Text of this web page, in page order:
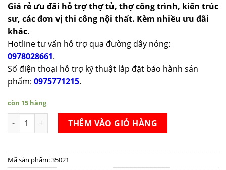
Giá rẻ ưu đãi hỗ trợ thợ tủ, thợ công trình, kiến trúc
sư, các đơn vị thi công nội thất. Kèm nhiều ưu đãi
khác.
Hotline tư vấn hỗ trợ qua đường dây nóng:
0978028661.
Số điện thoại hỗ trợ kỹ thuật lắp đặt bảo hành sản
phẩm: 0975771215.
còn 15 hàng
Dao Kai Wasabi Black Chefs Knife 20cm số lượng
THÊM VÀO GIỎ HÀNG
Mã sản phẩm:35021